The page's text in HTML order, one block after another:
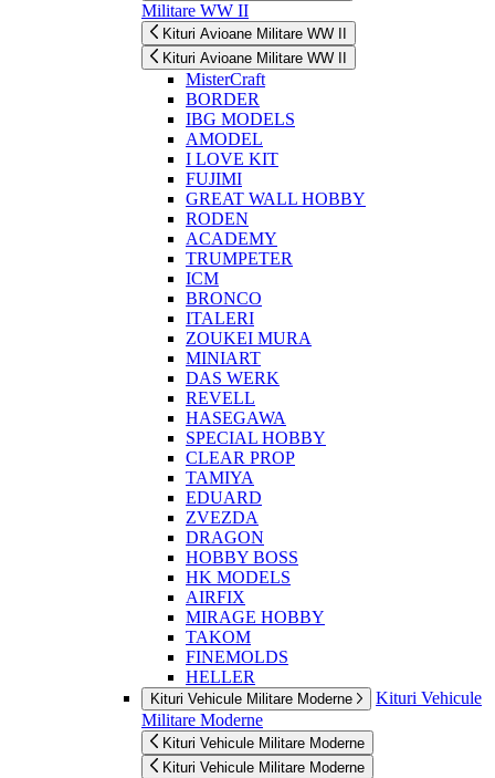
Militare WW II
Kituri Avioane Militare WW II
Kituri Avioane Militare WW II
MisterCraft
BORDER
IBG MODELS
AMODEL
I LOVE KIT
FUJIMI
GREAT WALL HOBBY
RODEN
ACADEMY
TRUMPETER
ICM
BRONCO
ITALERI
ZOUKEI MURA
MINIART
DAS WERK
REVELL
HASEGAWA
SPECIAL HOBBY
CLEAR PROP
TAMIYA
EDUARD
ZVEZDA
DRAGON
HOBBY BOSS
HK MODELS
AIRFIX
MIRAGE HOBBY
TAKOM
FINEMOLDS
HELLER
Kituri Vehicule Militare Moderne
Kituri Vehicule
Militare Moderne
Kituri Vehicule Militare Moderne
Kituri Vehicule Militare Moderne